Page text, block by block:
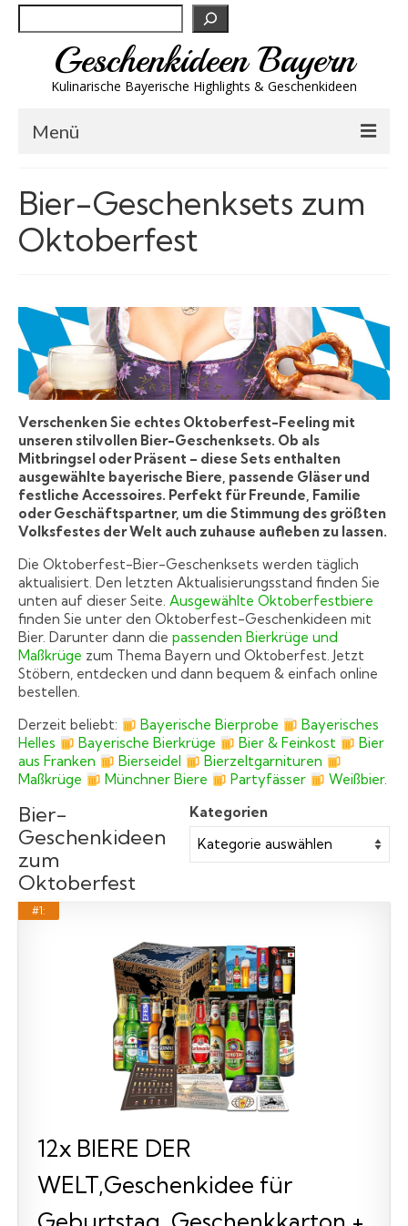
Suchen
Geschenkideen Bayern
Kulinarische Bayerische Highlights & Geschenkideen
Menü
Brotzeit & Genuss
Spirituosen
Wandern
Wellness
Bier-Geschenksets zum
Oktoberfest
Verschenken Sie echtes Oktoberfest-Feeling mit
unseren stilvollen Bier-Geschenksets. Ob als
Mitbringsel oder Präsent – diese Sets enthalten
ausgewählte bayerische Biere, passende Gläser und
festliche Accessoires. Perfekt für Freunde, Familie
oder Geschäftspartner, um die Stimmung des größten
Volksfestes der Welt auch zuhause aufleben zu lassen.
Die Oktoberfest-Bier-Geschenksets werden täglich
aktualisiert. Den letzten Aktualisierungsstand finden Sie
unten auf dieser Seite. Ausgewählte Oktoberfestbiere
finden Sie unter den Oktoberfest-Geschenkideen mit
Bier. Darunter dann die passenden Bierkrüge und
Maßkrüge zum Thema Bayern und Oktoberfest. Jetzt
Stöbern, entdecken und dann bequem & einfach online
bestellen.
Derzeit beliebt:
Bayerische Bierprobe
Bayerisches
Helles
Bayerische Bierkrüge Bier & Feinkost
Bier
aus Franken
Bierseidel
Bierzeltgarnituren
Maßkrüge
Münchner Biere Partyfässer Weißbier.
Kategorien
Bier-
Geschenkideen
zum
Oktoberfest
#1:
12x BIERE DER
WELT,Geschenkidee für